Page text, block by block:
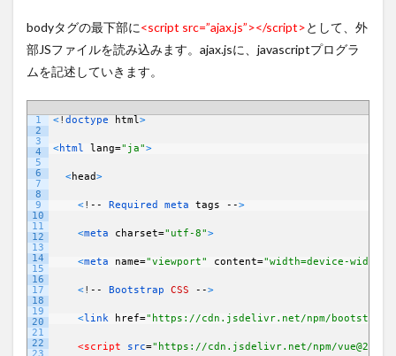
bodyタグの最下部に<script src=”ajax.js”></script>として、外
部JSファイルを読み込みます。ajax.jsに、javascriptプログラ
ムを記述していきます。
1
2
3
4
5
6
7
8
9
10
11
12
13
14
15
16
17
18
19
20
21
22
<! doctype html>
<html lang="ja">
<head>
<! -- Required meta tags -->
<meta charset="utf-8">
<meta name="viewport" content="width=device-
<! -- Bootstrap CSS -->
<link href="https://cdn.jsdelivr.net/npm/
<script src="https://cdn.jsdelivr.net/npm/